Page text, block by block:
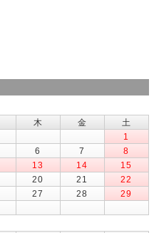
木 金
土
1
6 7
8
13 14
15
20 21
22
27 28
29